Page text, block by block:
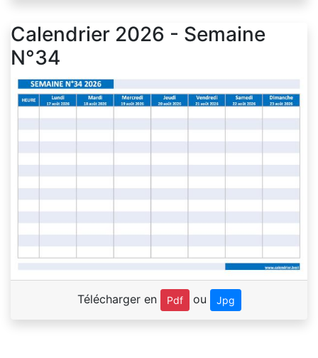
Calendrier 2026 - Semaine
N°34
Télécharger en Pdf ou Jpg